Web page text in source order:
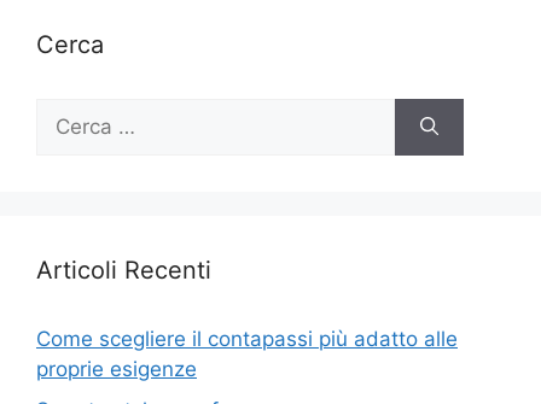
Cerca
Ricerca
Articoli Recenti
Come scegliere il contapassi più adatto alle
proprie esigenze